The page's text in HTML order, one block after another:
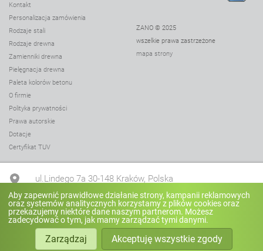
Donica Sofa 06.041
Donica Soft 06.012.M
Donica Soft 06.012.1.S
Donica Soft 06.012.L
Donica Stilo 06.048.S
Donica Stilo 06.048.XL
Donica Stilo 06.048.XXL
Donica Stilo 06.048.L
Donica Stilo 06.048.L.1
Donica Stilo 06.148.L.1
Kontakt
Personalizacja zamówienia
Rodzaje stali
Rodzaje drewna
Zamienniki drewna
Pielęgnacja drewna
Paleta kolorów betonu
O firmie
Polityka prywatności
Prawa autorskie
Dotacje
Certyfikat TUV
ZANO © 2025
wszelkie prawa zastrzeżone
mapa strony
ul.Lindego 7a 30-148 Kraków, Polska
+48 12 636 90 27
biuro@zano.pl
Aby zapewnić prawidłowe działanie strony, kampanii reklamowych
oraz systemów analitycznych korzystamy z plików cookies oraz
przekazujemy niektóre dane naszym partnerom. Możesz
zadecydować o tym, jak mamy zarządzać tymi danymi.
Zarządzaj Akceptuję wszystkie zgody